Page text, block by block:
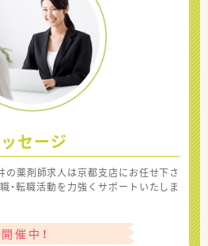
セージ
井の薬剤師求人は京都支店にお任せ下さ
・転職活動を力強くサポートいたしま
催中！